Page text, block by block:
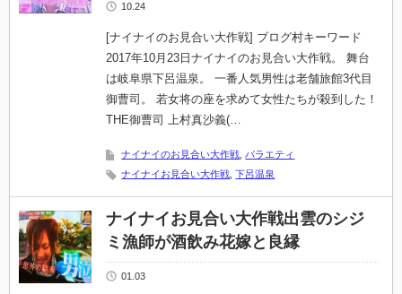
10.24
[ナイナイのお見合い大作戦] ブログ村キーワード
2017年10月23日ナイナイのお見合い大作戦。 舞台
は岐阜県下呂温泉。 一番人気男性は老舗旅館3代目
御曹司。 若女将の座を求めて女性たちが殺到した！
THE御曹司 上村真沙義(…
ナイナイのお見合い大作戦 バラエティ
ナイナイお見合い大作戦 ,下呂温泉
ナイナイお見合い大作戦出雲のシジ
ミ漁師が酒飲み花嫁と良縁
01.03